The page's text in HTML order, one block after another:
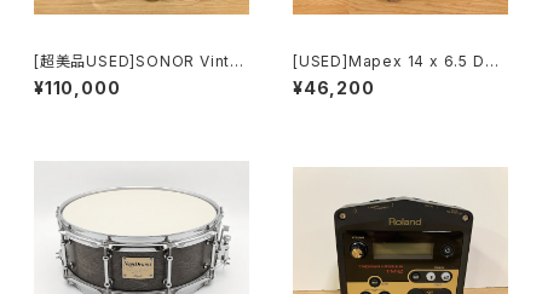
[超美品USED]SONOR Vinta
ge Series Snare Drum 14"×
6.5" VT-1465SDW #VN Vint
¥110,000
[USED]Mapex 14 x 6.5 Dee
p Forest Walnut WTS465
0WN
¥46,200